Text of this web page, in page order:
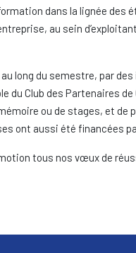
dans la lignée des
au sein
long du semestre, par
Club des Partenaires
ou de stages, et
ont aussi été financées par
tous nos vœux de